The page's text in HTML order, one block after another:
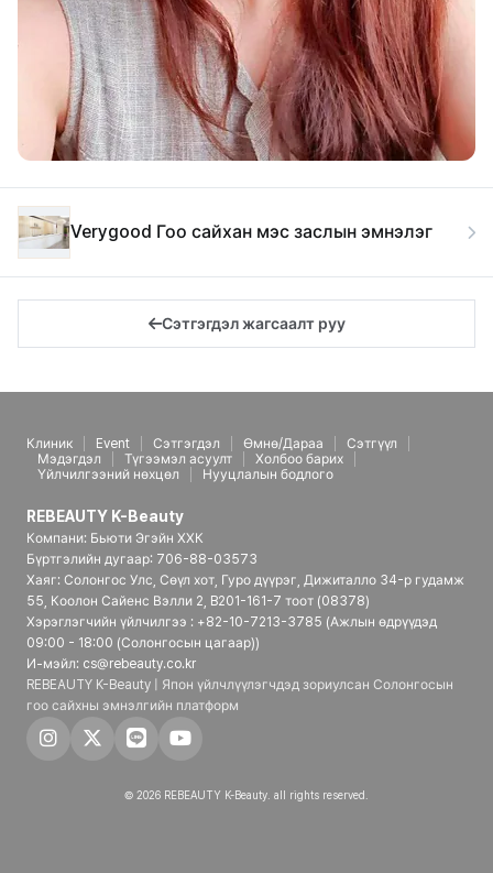
Verygood Гоо сайхан мэс заслын эмнэлэг
Сэтгэгдэл жагсаалт руу
Клиник Event Сэтгэгдэл Өмнө/Дараа
Сэтгүүл
Мэдэгдэл
Түгээмэл асуулт
Холбоо барих
Үйлчилгээний нөхцөл
Нууцлалын бодлого
REBEAUTY K-Beauty
Компани: Бьюти Эгэйн ХХК
Бүртгэлийн дугаар: 706-88-03573
Хаяг: Солонгос Улс, Сөүл хот, Гуро дүүрэг, Дижиталло 34-р гудамж
55, Коолон Сайенс Вэлли 2, B201-161-7 тоот (08378)
Хэрэглэгчийн үйлчилгээ : +82-10-7213-3785 (Ажлын өдрүүдэд
09:00 - 18:00 (Солонгосын цагаар))
И-мэйл: cs@rebeauty.co.kr
REBEAUTY K-Beauty | Япон үйлчлүүлэгчдэд зориулсан Солонгосын
гоо сайхны эмнэлгийн платформ
© 2026 REBEAUTY K-Beauty. all rights reserved.